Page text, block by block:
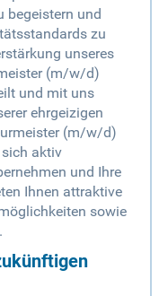
begeistern und
zu
unseres
(m/w/d)
und mit uns
ehrgeizigen
(m/w/d)
aktiv
und Ihre
Ihnen attraktive
sowie